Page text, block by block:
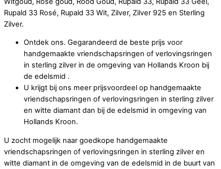
Rupald 33 Rosé, Rupald 33 Wit, Zilver, Zilver 925 en Sterling
Zilver.
Ontdek ons. Gegarandeerd de beste prijs voor
handgemaakte vriendschapsringen of verlovingsringen
in sterling zilver in de omgeving van Hollands Kroon bij
de edelsmid .
U krijgt bij ons meer prijsvoordeel op handgemaakte
vriendschapsringen of verlovingsringen in sterling zilver
en witte diamant dan bij de edelsmid in omgeving van
Hollands Kroon.
U zocht mogelijk naar goedkope handgemaakte
vriendschapsringen of verlovingsringen in sterling zilver en
witte diamant in de omgeving van de edelsmid in de buurt van